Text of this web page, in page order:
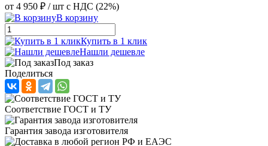
от 4 950 ₽ / шт с НДС (22%)
В корзину
Купить в 1 клик
Нашли дешевле
Под заказ
Поделиться
Соответствие ГОСТ и ТУ
Гарантия завода изготовителя